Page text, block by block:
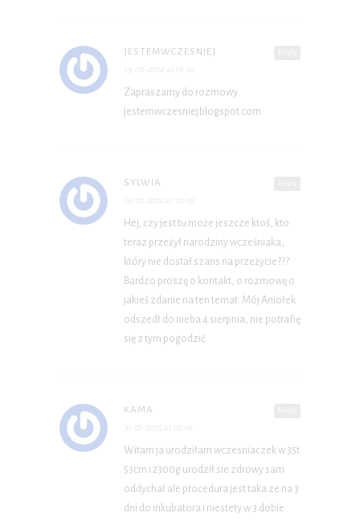
JESTEMWCZESNIEJ
Zapraszamy do rozmowy
jestemwczesniej.blogspot.com
SYLWIA
Hej, czy jest tu może jeszcze ktoś, kto
teraz przeżył narodziny wcześniaka,
który nie dostał szans na przeżycie???
Bardzo proszę o kontakt, o rozmowę o
jakieś zdanie na ten temat. Mój Aniołek
odszedł do nieba 4 sierpnia, nie potrafię
się z tym pogodzić.
KAMA
Witam ja urodziłam wczesniaczek w 35t
53cm i 2300g urodził sie zdrowy sam
oddychał ale procedura jest taka ze na 3
dni do inkubatora i niestety w 3 dobie